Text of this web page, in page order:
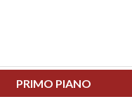
PRIMO PIANO